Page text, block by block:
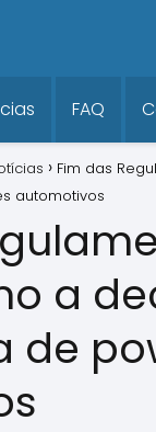
FAQ
Fim das
automotivos
a
de